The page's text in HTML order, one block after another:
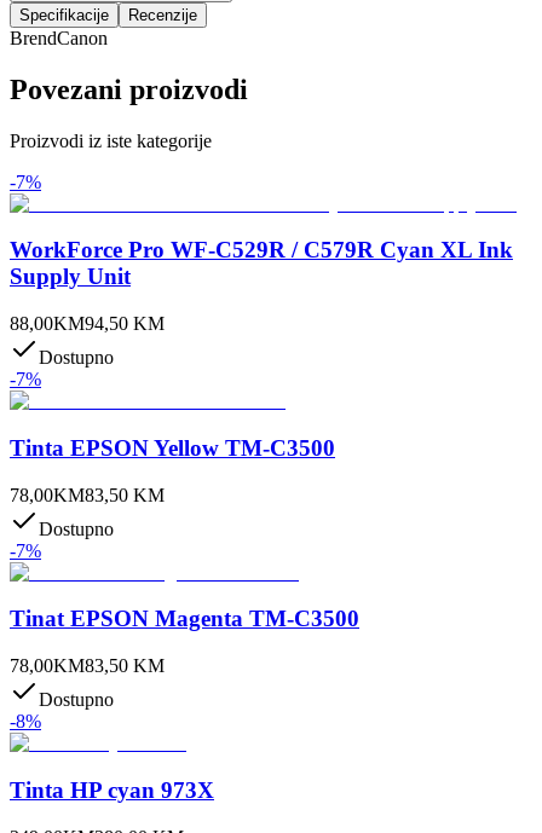
Specifikacije
Recenzije
BrendCanon
Povezani proizvodi
Proizvodi iz iste kategorije
-7%
WorkForce Pro WF-C529R / C579R Cyan XL Ink
Supply Unit
88,00KM94,50 KM
Dostupno
-7%
Tinta EPSON Yellow TM-C3500
78,00KM83,50 KM
Dostupno
-7%
Tinat EPSON Magenta TM-C3500
78,00KM83,50 KM
Dostupno
-8%
Tinta HP cyan 973X